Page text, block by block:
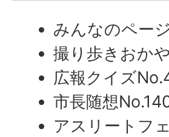
みんなのペー
撮り歩きおか
広報クイズ
市長随想
アスリートフ